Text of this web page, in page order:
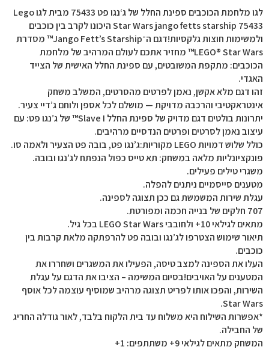
לגו מלחמת הכוכבים ספינת החלל של ג‘נגו פט 75433 מבית לגו Lego
Star Wars jango fetts starship 75433 היכונו לקרב בין כוכבים
ולמשימות חוצות גלקסיות!דגם ה־Jango Fett’s Starship™ מסדרת
LEGO® Star Wars™ מחזיר אתכם לעולם המרהיב של מלחמת
הכוכבים: מתקפת המשובטים, עם ספינת החלל האישית של הצייד
האגדי.
זהו דגם מלא אקשן, נאמן לפרטים מהסרטים, המשלב משחק
אינטראקטיבי והרכבה מדויקת — מושלם לכל אספן ולוחם ג’דיי צעיר.
יתרונות בולטים דגם מדויק של ספינת החלל Slave I™ של ג’נגו פט: עם
עיצוב נאמן לסרטים ופרטים הנדסיים מרהיבים.
כולל שלוש דמויות LEGO מקוריות:ג’נגו פט, בובה פט הצעיר ולאמה סו.
פונקציונליות מלאה במשחק: תא טייס כפול הנפתח לג’נגו ובובה.
משגרי טילים פעילים.
מטענים סייסמיים ניתנים להפלה.
עגלת שירות המשמשת גם ככן תצוגה לספינה.
707 חלקים של בנייה חכמה ומפורטת.
מתאים לגילאי 10+ ולחובבי LEGO Star Wars בכל גיל.
תיאור שימוש הצטרפו לג’נגו ובובה פט להרפתקה מלאת קרבות בין
כוכבים.
העלו את הספינה למצב טיסה, הפעילו את המשגרים ושחררו את
המטענים על האויבים!בסיום המשימה – הציבו את הדגם על עגלת
השירות, והפכו אותו לפריט תצוגה מרהיב שמוסיף עוצמה לכל אוסף
Star Wars.
*אפשרות השילוח היא משלוח עד בית הלקוח בלבד, לאור גודלה החריג
של החבילה.
המשחק מתאים לגילאי 9+ משתתפים: 1+